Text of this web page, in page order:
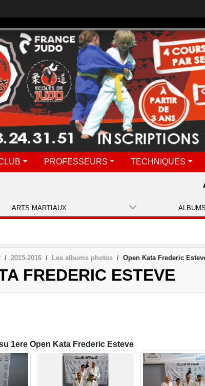
PROFESSEURS TECHNIQUES
ARTS MARTIAUX
2015-2016 Les albums photos Open Kata Frederic
FREDERIC ESTEVE
1ere Open Kata Frederic Esteve